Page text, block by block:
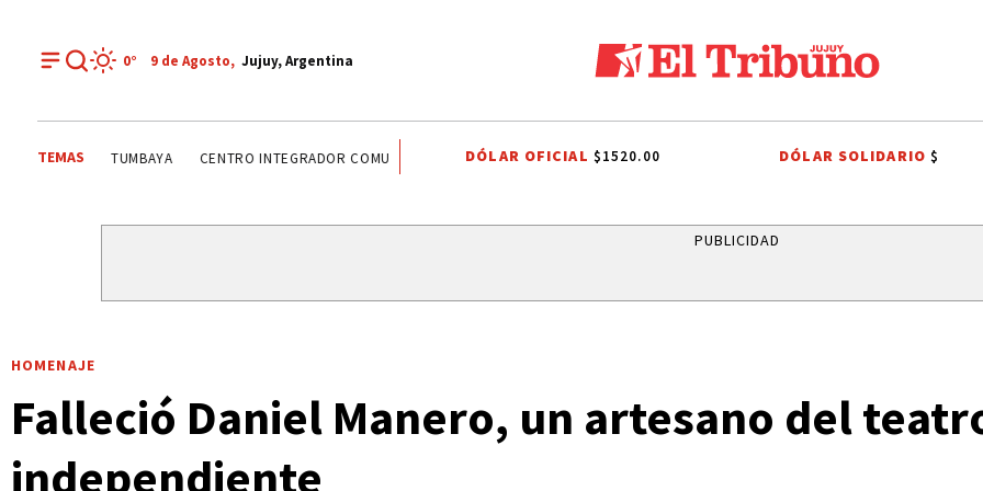
0° 9 de Agosto, Jujuy, Argentina
TEMAS FERIA DEL LIBRO EL TALAR VINALITO CENTRO INTEGRADOR COMUNITARIO DE HUACALERA LA QUIACA
DÓLAR OFICIAL $1520.00 DÓLAR SOLIDARIO$
PUBLICIDAD
HOMENAJE
Falleció Daniel Manero, un artesano del
independiente